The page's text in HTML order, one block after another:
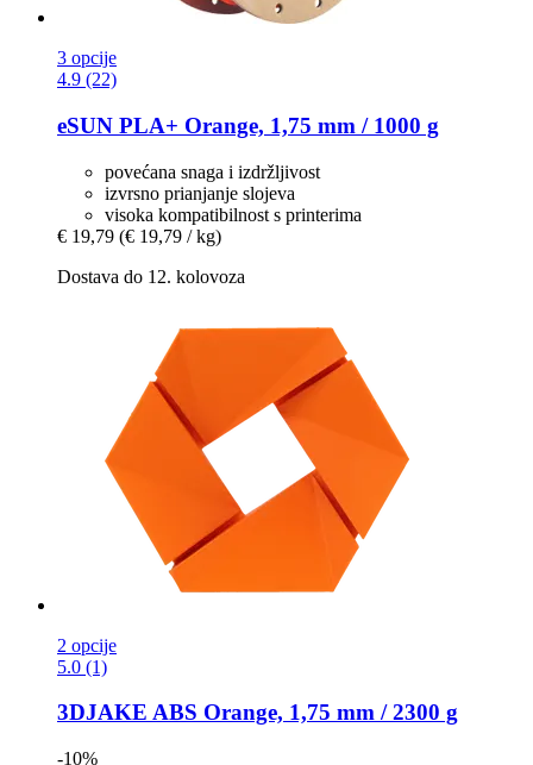
3 opcije
4.9 (22)
eSUN PLA+ Orange, 1,75 mm / 1000 g
povećana snaga i izdržljivost
izvrsno prianjanje slojeva
visoka kompatibilnost s printerima
€ 19,79 (€ 19,79 / kg)
Dostava do 12. kolovoza
2 opcije
5.0 (1)
3DJAKE ABS Orange, 1,75 mm / 2300 g
-10%